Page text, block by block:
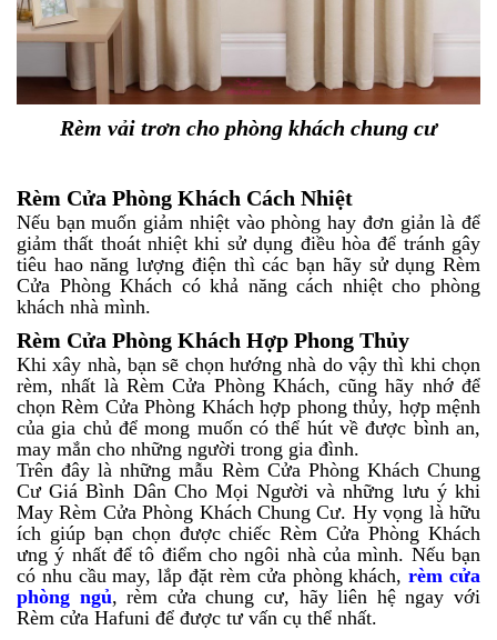
Rèm vải trơn cho phòng khách chung cư
Rèm Cửa Phòng Khách Cách Nhiệt
Nếu bạn muốn giảm nhiệt vào phòng hay đơn giản là để
giảm thất thoát nhiệt khi sử dụng điều hòa để tránh gây
tiêu hao năng lượng điện thì các bạn hãy sử dụng Rèm
Cửa Phòng Khách có khả năng cách nhiệt cho phòng
khách nhà mình.
Rèm Cửa Phòng Khách Hợp Phong Thủy
Khi xây nhà, bạn sẽ chọn hướng nhà do vậy thì khi chọn
rèm, nhất là Rèm Cửa Phòng Khách, cũng hãy nhớ để
chọn Rèm Cửa Phòng Khách hợp phong thủy, hợp mệnh
của gia chủ để mong muốn có thể hút về được bình an,
may mắn cho những người trong gia đình.
Trên đây là những mẫu Rèm Cửa Phòng Khách Chung
Cư Giá Bình Dân Cho Mọi Người và những lưu ý khi
May Rèm Cửa Phòng Khách Chung Cư. Hy vọng là hữu
ích giúp bạn chọn được chiếc Rèm Cửa Phòng Khách
ưng ý nhất để tô điểm cho ngôi nhà của mình. Nếu bạn
có nhu cầu may, lắp đặt rèm cửa phòng khách,rèm cửa
phòng ngủ, rèm cửa chung cư, hãy liên hệ ngay với
Rèm cửa Hafuni để được tư vấn cụ thể nhất.